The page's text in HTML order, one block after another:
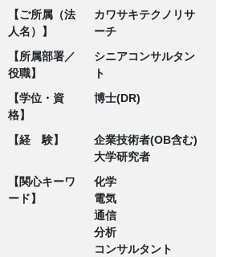
【ご所属（法
人名）】
カワサキテクノリサ
ーチ
【所属部署／
役職】
シニアコンサルタン
ト
【学位・資
格】
博士(DR)
【経 験】
企業技術者(OB含む)
大学研究者
【関心キーワ
ード】
化学
電気
通信
分析
コンサルタント